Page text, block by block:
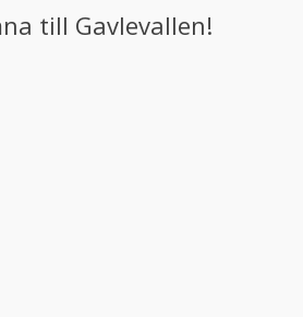
till Gavlevallen!